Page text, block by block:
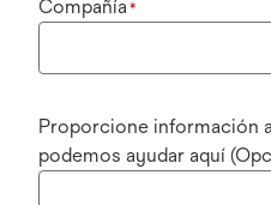
Compañía *
Proporcione información
podemos ayudar aquí